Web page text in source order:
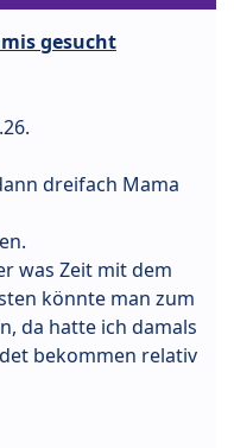
gesucht
dreifach Mama
was Zeit mit dem
könnte man zum
da hatte ich damals
bekommen relativ